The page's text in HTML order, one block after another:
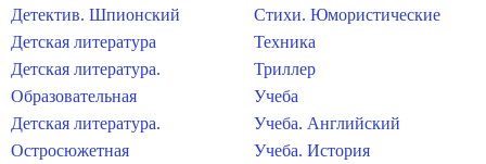
Детектив. Шпионский
Детская литература
Детская литература.
Образовательная
Детская литература.
Остросюжетная
Стихи. Юмористические
Техника
Триллер
Учеба
Учеба. Английский
Учеба. История